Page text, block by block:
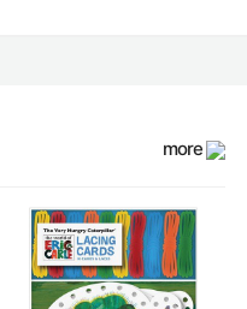
more